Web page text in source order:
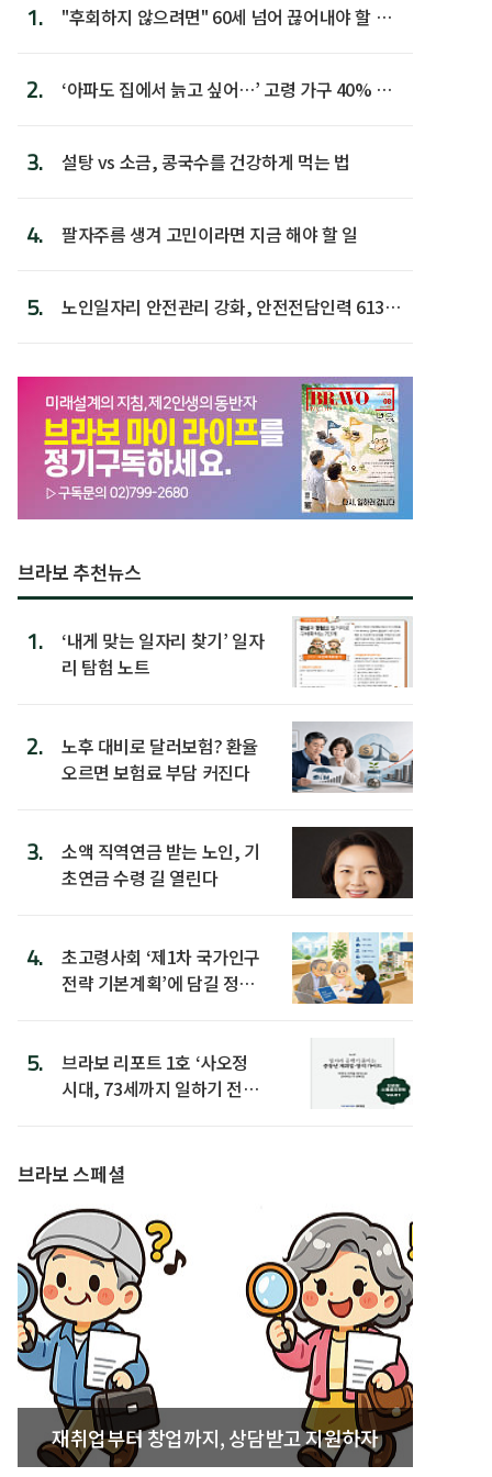
1.
"후회하지 않으려면" 60세 넘어 끊어내야 할 사
2.
‘아파도 집에서 늙고 싶어…’ 고령 가구 40% 노
3. 설탕 vs 소금, 콩국수를 건강하게 먹는 법
4. 팔자주름 생겨 고민이라면 지금 해야 할 일
5.
노인일자리 안전관리 강화, 안전전담인력 613명
브라보 추천뉴스
1.
‘내게 맞는 일자리 찾기’ 일자
리 탐험 노트
2.
노후 대비로 달러보험? 환율
오르면 보험료 부담 커진다
3.
소액 직역연금 받는 노인, 기
초연금 수령 길 열린다
4.
초고령사회 ‘제1차 국가인구
전략 기본계획’에 담길 정책
5.
브라보 리포트 1호 ‘사오정
시대, 73세까지 일하기 전략’
브라보 스페셜
재취업부터 창업까지, 상담받고 지원하자